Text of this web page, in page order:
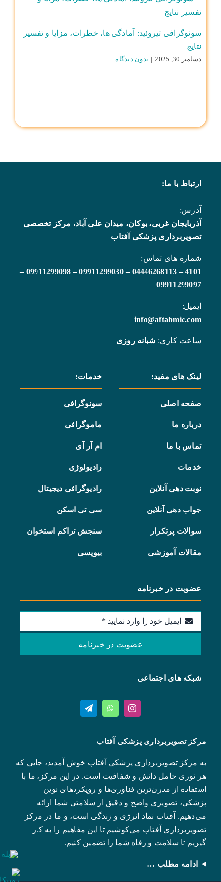
سونوگرافی تیروئید: آمادگی ها، خطرات، مزایا و تفسیر
نتایج
دسامبر 30, 2025 | بدون ديدگاه
ارتباط با ما:
آدرس:
آذربایجان غربی، بوکان، میدان علی آباد، مرکز تخصصی
تصویربرداری پزشکی آفتاب
شماره های تماس:
4101
–
04446268113
–
09911299030
–
09911299098
–
09911299097
ایمیل:
info@aftabmic.com
ساعت کاری: شبانه روزی
لینک های مفید:
صفحه اصلی
درباره ما
تماس با ما
خدمات
نوبت دهی آنلاین
جواب دهی آنلاین
سوالات پرتکرار
مقالات آموزشی
خدمات:
سونوگرافی
ماموگرافی
ام آر آی
رادیولوژی
رادیوگرافی دیجیتال
سی تی اسکن
سنجش تراکم استخوان
بیوپسی
عضویت در خبرنامه
عضویت در خبرنامه
شبکه های اجتماعی
مرکز تصویربرداری پزشکی آفتاب
به مرکز تصویربرداری پزشکی آفتاب خوش آمدید، جایی که
هر نوری حامل دانش و شفافیت است. در این مرکز، ما با
استفاده از مدرن‌ترین فناوری‌ها و رویکردهای نوین
پزشکی، تصویری واضح و دقیق از سلامتی شما ارائه
می‌دهیم. آفتاب نماد انرژی و زندگی است، و ما در مرکز
تصویربرداری آفتاب می‌کوشیم تا این مفاهیم را به کار
گیریم تا سلامت و رفاه شما را تضمین کنیم.
ادامه مطلب …